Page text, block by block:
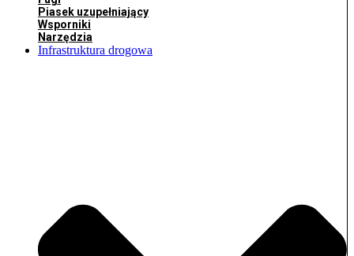
Piasek uzupełniający
Wsporniki
Narzędzia
Infrastruktura drogowa